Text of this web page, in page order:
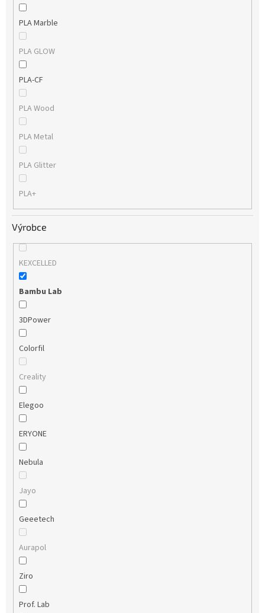
PLA Marble
PLA GLOW
PLA-CF
PLA Wood
PLA Metal
PLA Glitter
PLA+
Výrobce
KEXCELLED
Bambu Lab
3DPower
Colorfil
Creality
Elegoo
ERYONE
Nebula
Jayo
Geeetech
Aurapol
Ziro
Prof. Lab